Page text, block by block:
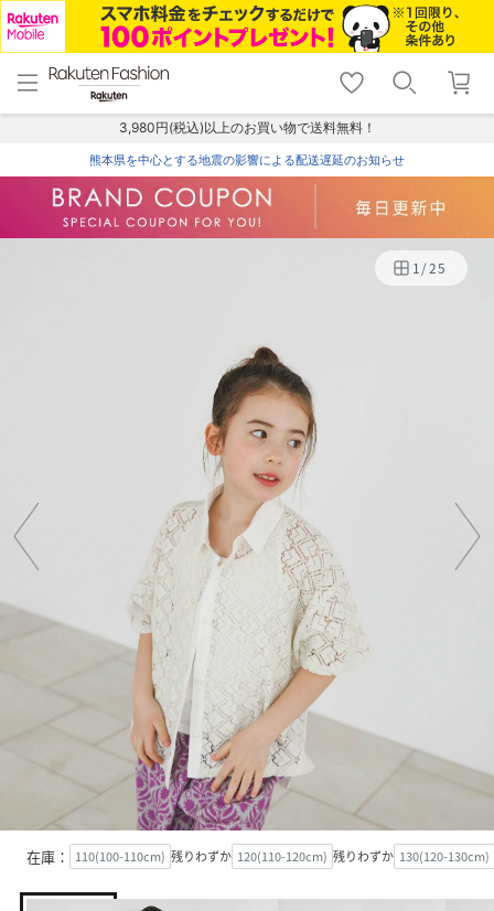
menu home
トップ
shopping_cart lock_outline
ログイン
3,980円(税込)以上のお買い物で送料無料！
熊本県を中心とする地震の影響による配送遅延のお知らせ
1/25
在庫： 110(100-110cm) 残りわずか 120(110-120cm) 残りわずか 130(120-130cm)